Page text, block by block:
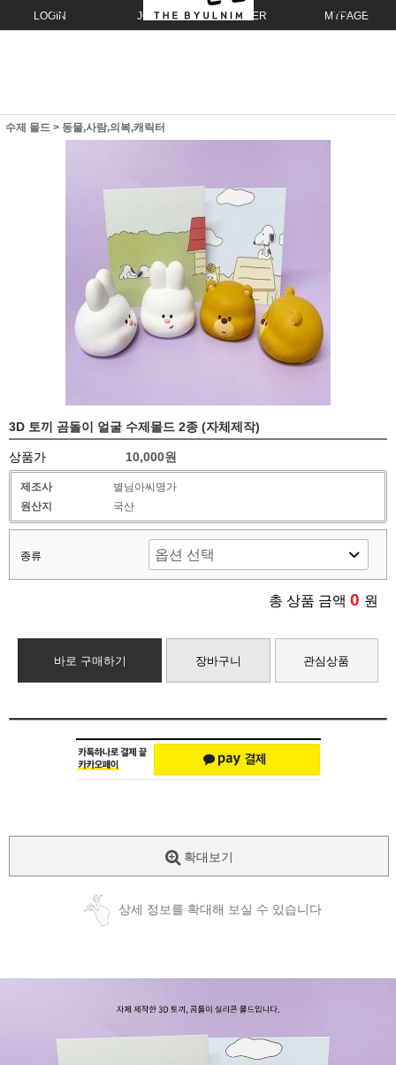
LOGIN JOIN ORDER MYPAGE
수제 몰드 > 동물,사람,의복,캐릭터
3D 토끼 곰돌이 얼굴 수제몰드 2종 (자체제작)
상품가 10,000원
제조사
별님아씨명가
원산지
국산
종류
총 상품 금액 0 원
바로 구매하기 장바구니 관심상품
확대보기
상세 정보를 확대해 보실 수 있습니다